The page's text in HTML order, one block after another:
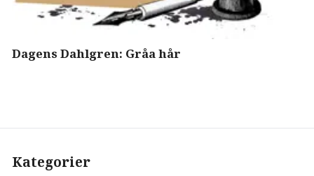
Dagens Dahlgren: Gråa hår
Kategorier